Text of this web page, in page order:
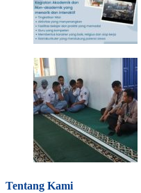
Tentang Kami